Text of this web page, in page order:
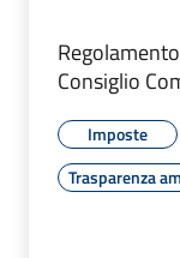
Consiglio
Imposte
Trasparenza